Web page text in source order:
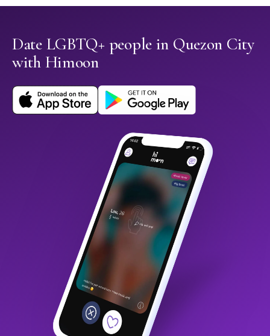
Date LGBTQ+ people in Quezon City
with Himoon